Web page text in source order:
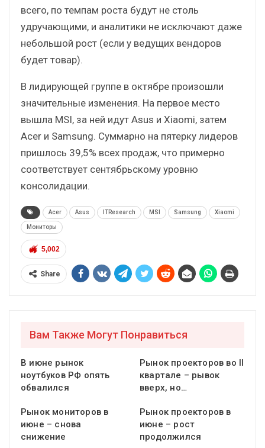
всего, по темпам роста будут не столь
удручающими, и аналитики не исключают даже
небольшой рост (если у ведущих вендоров
будет товар).
В лидирующей группе в октябре произошли
значительные изменения. На первое место
вышла MSI, за ней идут Asus и Xiaomi, затем
Acer и Samsung. Суммарно на пятерку лидеров
пришлось 39,5% всех продаж, что примерно
соответствует сентябрьскому уровню
консолидации.
Acer Asus ITResearch MSI Samsung Xiaomi
Мониторы
5,002
Share
Вам Также Могут Понравиться
В июне рынок
ноутбуков РФ опять
обвалился
Рынок проекторов во II
квартале – рывок
вверх, но…
Рынок мониторов в
июне – снова
снижение
Рынок проекторов в
июне – рост
продолжился